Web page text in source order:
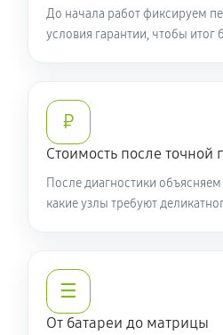
До начала работ фиксируем
условия гарантии, чтобы
₽
Стоимость после точной
После диагностики
какие узлы требуют
☰
От батареи до матрицы